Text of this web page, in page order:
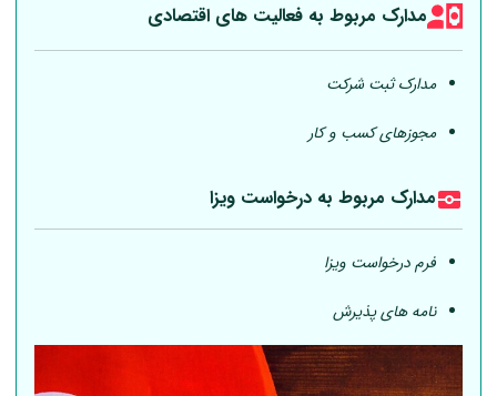
مدارک مربوط به فعالیت های اقتصادی
مدارک ثبت شرکت
مجوزهای کسب و کار
مدارک مربوط به درخواست ویزا
فرم درخواست ویزا
نامه های پذیرش